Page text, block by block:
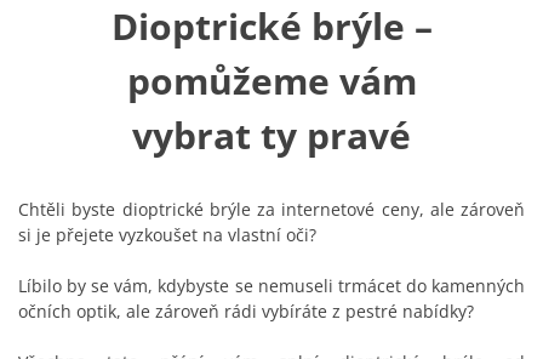
Dioptrické brýle –
pomůžeme vám
vybrat ty pravé
Chtěli byste dioptrické brýle za internetové ceny, ale zároveň
si je přejete vyzkoušet na vlastní oči?
Líbilo by se vám, kdybyste se nemuseli trmácet do kamenných
očních optik, ale zároveň rádi vybíráte z pestré nabídky?